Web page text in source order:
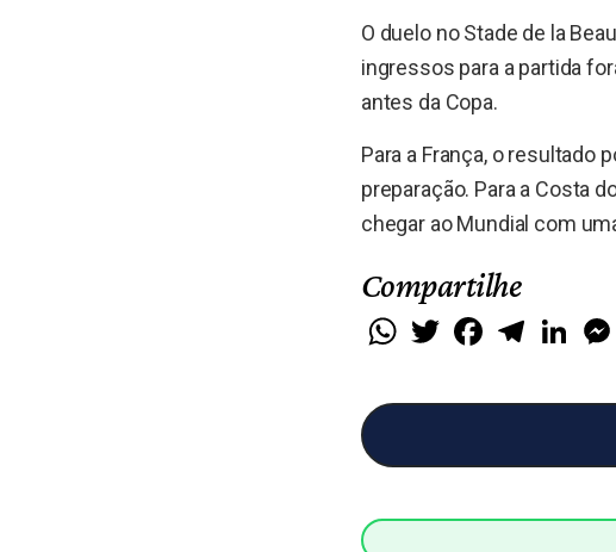
O duelo no Stade de la
ingressos para a partida
antes da Copa.
Para a França, o resultado
preparação. Para a Costa
chegar ao Mundial com
Compartilhe
WhatsApp
Twitter FacebookTelegram